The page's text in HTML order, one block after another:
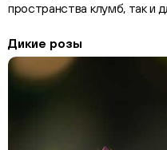
пространства клумб, так и
Дикие розы